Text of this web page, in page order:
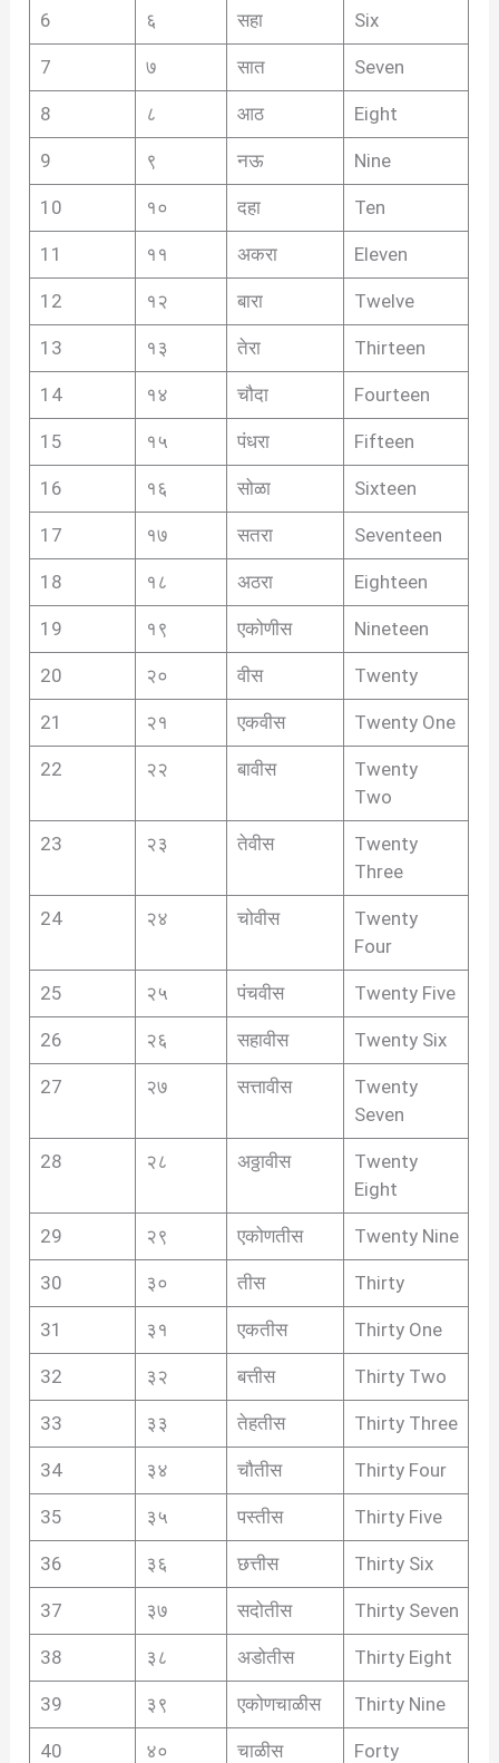
6 ६ सहा Six
7 ७ सात Seven
8 ८ आठ Eight
9 ९ नऊ Nine
10 १० दहा Ten
11 ११ अकरा Eleven
12 १२ बारा Twelve
13 १३ तेरा Thirteen
14 १४ चौदा Fourteen
15 १५ पंधरा Fifteen
16 १६ सोळा Sixteen
17 १७ सतरा Seventeen
18 १८ अठरा Eighteen
19 १९ एकोणीस Nineteen
20 २० वीस Twenty
21 २१ एकवीस Twenty One
22 २२ बावीस
Twenty
Two
23 २३ तेवीस
Twenty
Three
24 २४ चोवीस
Twenty
Four
25 २५ पंचवीस Twenty Five
26 २६ सहावीस Twenty Six
27 २७ सत्तावीस
Twenty
Seven
28 २८ अठ्ठावीस
Twenty
Eight
29 २९ एकोणतीस Twenty Nine
30 ३० तीस Thirty
31 ३१ एकतीस Thirty One
32 ३२ बत्तीस Thirty Two
33 ३३ तेहतीस Thirty Three
34 ३४ चौतीस Thirty Four
35 ३५ पस्तीस Thirty Five
36 ३६ छत्तीस Thirty Six
37 ३७ सदोतीस Thirty Seven
38 ३८ अडोतीस Thirty Eight
39 ३९ एकोणचाळीस Thirty Nine
40 ४० चाळीस Forty